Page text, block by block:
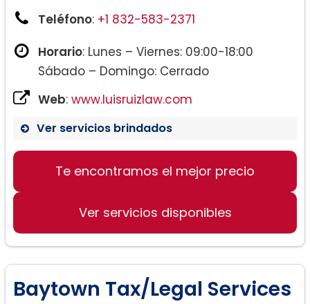
Teléfono: +1 832-583-2371
Horario: Lunes – Viernes: 09:00-18:00
Sábado – Domingo: Cerrado
Web: www.luisruizlaw.com
Ver servicios brindados
Te encontramos el mejor precio
Ver servicios disponibles
Baytown Tax/Legal Services